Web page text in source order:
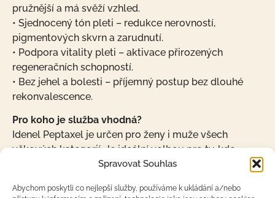
Spravovat Souhlas
Abychom poskytli co nejlepší služby, používáme k ukládání a/nebo
pružnější a má svěží vzhled.
• Sjednocený tón pleti – redukce nerovností,
pigmentových skvrn a zarudnutí.
• Podpora vitality pleti – aktivace přirozených
regeneračních schopností.
• Bez jehel a bolesti – příjemný postup bez dlouhé
rekonvalescence.
Pro koho je služba vhodná?
Idenel Peptaxel je určen pro ženy i muže všech
věkových kategorií. Je ideální volbou pro ty, kdo
chtějí osvěžit vzhled pleti, zmírnit známky stárnutí,
energii a jas. Hodí se pro pleť suchou, mastnou,